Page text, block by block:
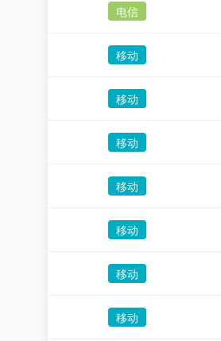
电信
移动
移动
移动
移动
移动
移动
移动